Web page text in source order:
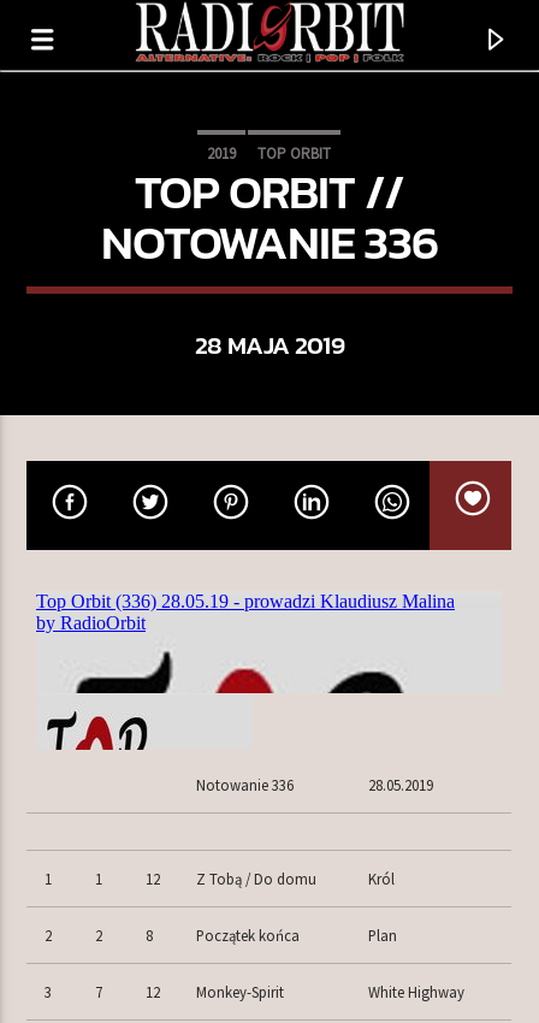
ARCTIC SUN
CHERRY I
TERAZ W RAMÓWCE
INDIE ORBIT
EXTRA ORBIT
Radio Orbit
2019 TOP ORBIT
TOP ORBIT //
NOTOWANIE 336
28 MAJA 2019
Notowanie 336 28.05.2019
1 1 12 Z Tobą / Do domu Król
2 2 8 Początek końca Plan
3 7 12 Monkey-Spirit White Highway